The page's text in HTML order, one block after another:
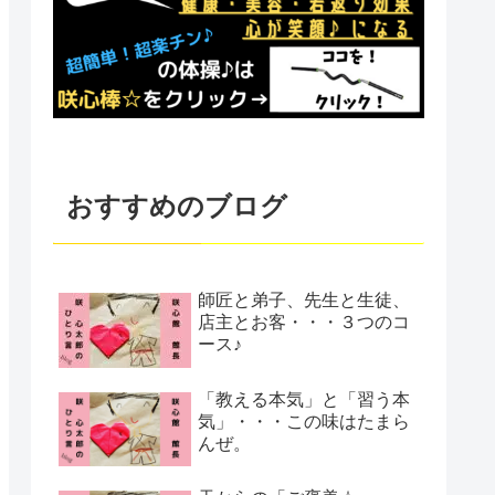
おすすめのブログ
師匠と弟子、先生と生徒、
店主とお客・・・３つのコ
ース♪
「教える本気」と「習う本
気」・・・この味はたまら
んぜ。